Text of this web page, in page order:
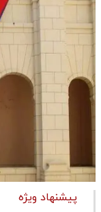
پیشنهاد ویژه